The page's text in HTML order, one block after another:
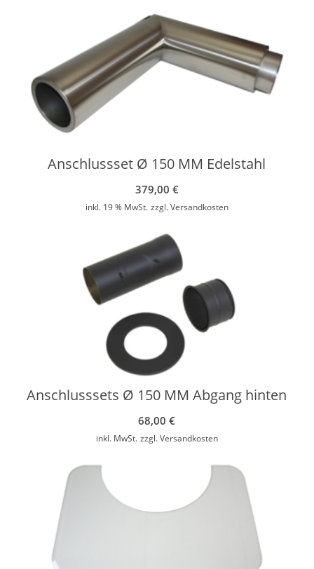
Anschlussset Ø 150 MM Edelstahl
379,00 €
inkl. 19 % MwSt. zzgl.Versandkosten
Anschlusssets Ø 150 MM Abgang hinten
68,00€
inkl. MwSt. zzgl.Versandkosten